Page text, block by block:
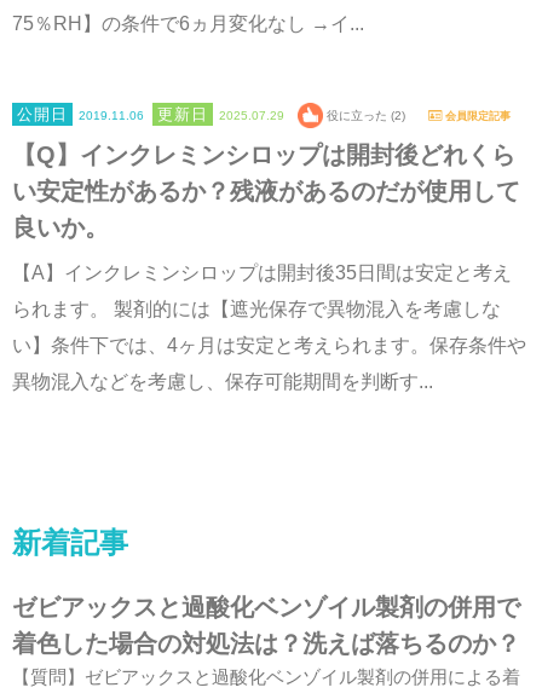
75％RH】の条件で6ヵ月変化なし →イ...
2019.11.06 2025.07.29 役に立った (2) 会員限定記事
【Q】インクレミンシロップは開封後どれくら
い安定性があるか？残液があるのだが使用して
良いか。
【A】インクレミンシロップは開封後35日間は安定と考え
られます。 製剤的には【遮光保存で異物混入を考慮しな
い】条件下では、4ヶ月は安定と考えられます。保存条件や
異物混入などを考慮し、保存可能期間を判断す...
新着記事
ゼビアックスと過酸化ベンゾイル製剤の併用で
着色した場合の対処法は？洗えば落ちるのか？
【質問】ゼビアックスと過酸化ベンゾイル製剤の併用による着